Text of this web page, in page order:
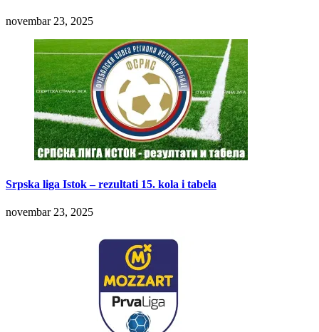
novembar 23, 2025
Srpska liga Istok – rezultati 15. kola i tabela
novembar 23, 2025